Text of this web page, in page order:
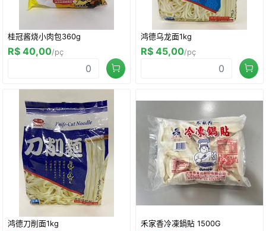
桂冠酱烧小肉包360g
R$ 40,00/pç
鸿德乌龙面1kg
R$ 45,00/pç
鸿德刀削面1kg 禾家香冷凍鍋貼 1500G